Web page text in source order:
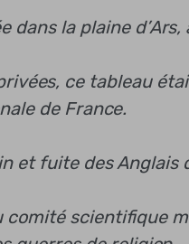
dans la plaine
ce tableau
de France.
et fuite des Anglais
scientifique